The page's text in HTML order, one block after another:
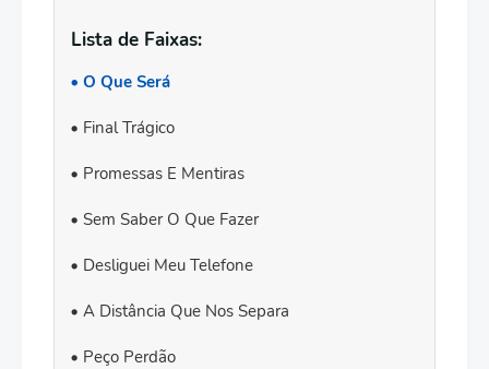
Lista de Faixas:
O Que Será
Final Trágico
Promessas E Mentiras
Sem Saber O Que Fazer
Desliguei Meu Telefone
A Distância Que Nos Separa
Peço Perdão